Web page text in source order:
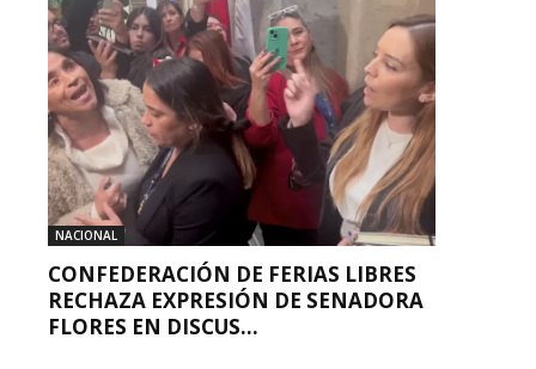
NACIONAL
CONFEDERACIÓN DE FERIAS LIBRES
RECHAZA EXPRESIÓN DE SENADORA
FLORES EN DISCUS...